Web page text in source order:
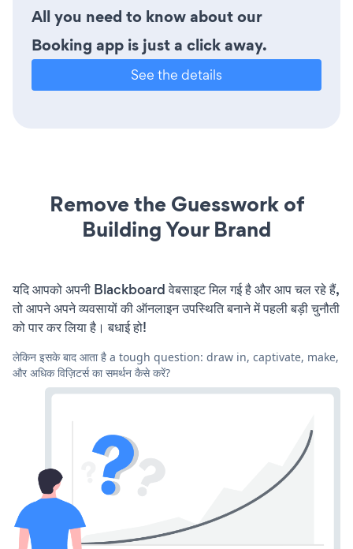
All you need to know about our
Booking app is just a click away.
See the details
Remove the Guesswork of
Building Your Brand
यदि आपको अपनी Blackboard वेबसाइट मिल गई है और आप चल रहे हैं,
तो आपने अपने व्यवसायों की ऑनलाइन उपस्थिति बनाने में पहली बड़ी चुनौती
को पार कर लिया है। बधाई हो!
लेकिन इसके बाद आता है a tough question: draw in, captivate, make,
और अधिक विज़िटर्स का समर्थन कैसे करें?